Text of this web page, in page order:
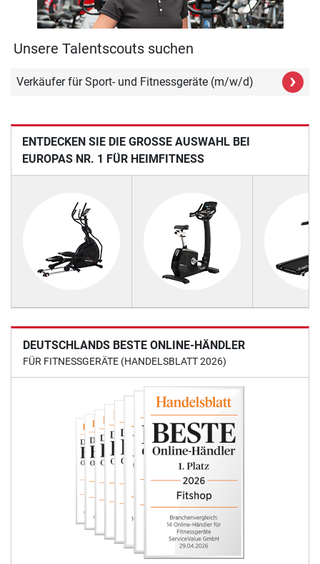
Unsere Talentscouts suchen
Verkäufer für Sport- und Fitnessgeräte (m/w/d) ›
ENTDECKEN SIE DIE GROSSE AUSWAHL BEI E
UROPAS NR. 1 FÜR HEIMFITNESS
DEUTSCHLANDS BESTE ONLINE-HÄNDLER
FÜR FITNESSGERÄTE (HANDELSBLATT 2026)